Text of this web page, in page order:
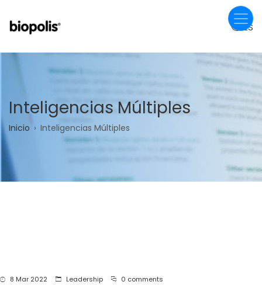
contenido
ES
Inteligencias Múltiples
Sobrescribir
enlaces
de
Inicio Inteligencias Múltiples
8 Mar 2022 Leadership 0 comments